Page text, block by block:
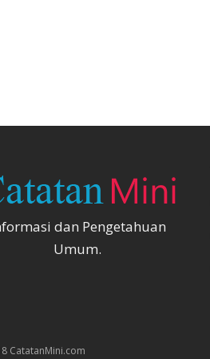
dan Pengetahuan
Umum.
CatatanMini.com